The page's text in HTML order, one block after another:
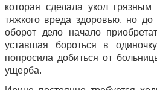
которая сделала укол
тяжкого вреда здоровью, но
оборот дело начало
уставшая бороться в
попросила добиться от
ущерба.